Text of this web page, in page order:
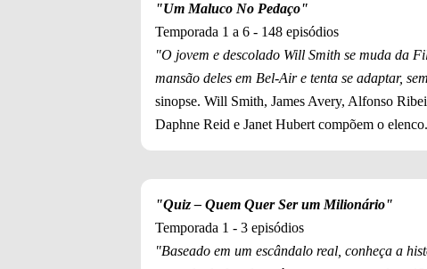
"Um Maluco No Pedaço"
Temporada 1 a 6 - 148 episódios
"O jovem e descolado Will Smith se muda da
mansão deles em Bel-Air e tenta se adaptar,
sinopse. Will Smith, James Avery, Alfonso
Daphne Reid e Janet Hubert compõem o elenco.
"Quiz – Quem Quer Ser um Milionário"
Temporada 1 - 3 episódios
"Baseado em um escândalo real, conheça a